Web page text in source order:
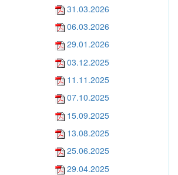
31.03.2026
06.03.2026
29.01.2026
03.12.2025
11.11.2025
07.10.2025
15.09.2025
13.08.2025
25.06.2025
29.04.2025